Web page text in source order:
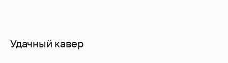
Удачный кавер